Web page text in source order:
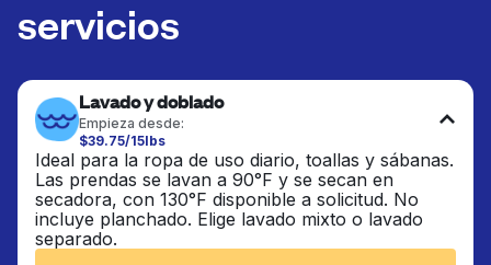
servicios
Lavado y doblado
Empieza desde:
$39.75/15lbs
Ideal para la ropa de uso diario, toallas y sábanas.
Las prendas se lavan a 90°F y se secan en
secadora, con 130°F disponible a solicitud. No
incluye planchado. Elige lavado mixto o lavado
separado.